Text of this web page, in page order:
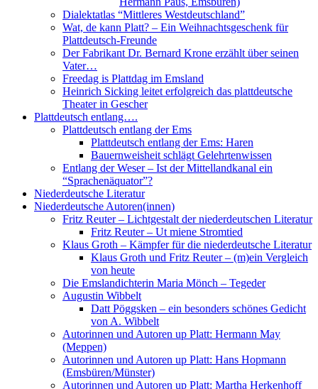
Dialektatlas “Mittleres Westdeutschland”
Wat, de kann Platt? – Ein Weihnachtsgeschenk für
Plattdeutsch-Freunde
Der Fabrikant Dr. Bernard Krone erzählt über seinen
Vater…
Freedag is Plattdag im Emsland
Heinrich Sicking leitet erfolgreich das plattdeutsche
Theater in Gescher
Plattdeutsch entlang….
Plattdeutsch entlang der Ems
Plattdeutsch entlang der Ems: Haren
Bauernweisheit schlägt Gelehrtenwissen
Entlang der Weser – Ist der Mittellandkanal ein
“Sprachenäquator”?
Niederdeutsche Literatur
Niederdeutsche Autoren(innen)
Fritz Reuter – Lichtgestalt der niederdeutschen Literatur
Fritz Reuter – Ut miene Stromtied
Klaus Groth – Kämpfer für die niederdeutsche Literatur
Klaus Groth und Fritz Reuter – (m)ein Vergleich
von heute
Die Emslandichterin Maria Mönch – Tegeder
Augustin Wibbelt
Datt Pöggsken – ein besonders schönes Gedicht
von A. Wibbelt
Autorinnen und Autoren up Platt: Hermann May
(Meppen)
Autorinnen und Autoren up Platt: Hans Hopmann
(Emsbüren/Münster)
Autorinnen und Autoren up Platt: Martha Herkenhoff